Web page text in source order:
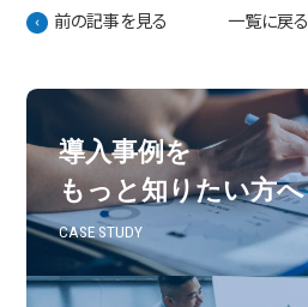
前の記事を見る 一覧に戻る
導入事例を
もっと知りたい方へ
CASE STUDY